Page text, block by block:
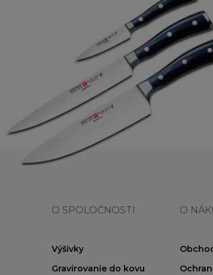
O SPOLOČNOSTI
Výšivky
Gravírovanie do kovu
O